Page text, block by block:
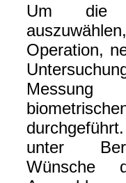
Um die
Operation,
unter
Wünsche